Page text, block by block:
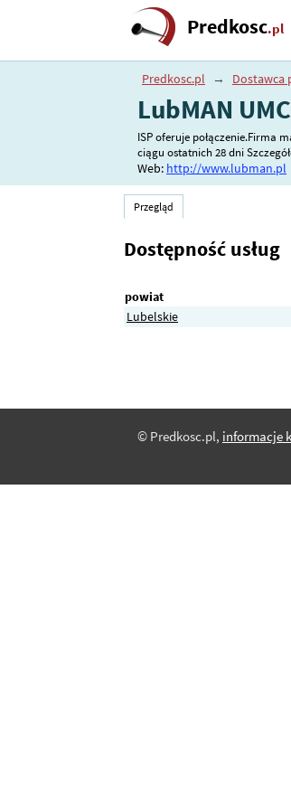
Predkosc.pl
Predkosc.pl → Dostawca
LubMAN
ISP oferuje połączenie.Firma
ciągu ostatnich 28 dni
Web: http://www.lubman.pl
Przegląd
Dostępność usług
powiat
Lubelskie
© Predkosc.pl, informacje